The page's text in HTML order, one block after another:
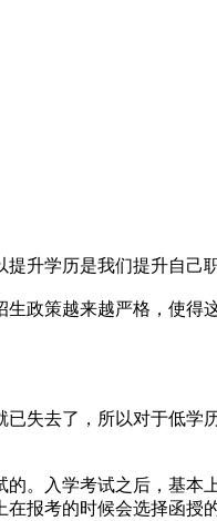
升学历是我们提升自己
政策越来越严格，使得
失去了，所以对于低学
。入学考试之后，基本
报考的时候会选择函授